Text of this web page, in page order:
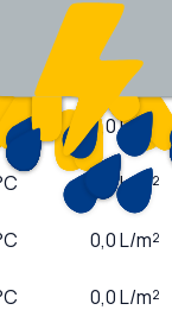
0,2L/m²
0,0L/m²
°C 0,0L/m²
L/m²
0,0L/m²
0,0L/m²